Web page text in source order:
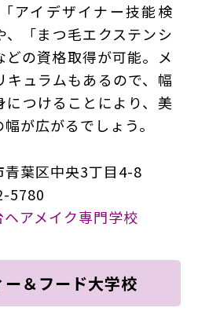
アイデザイナー技能検
「まつ毛エクステンシ
どの資格取得が可能。メ
ュラムもあるので、幅
つけることにより、美
が広がるでしょう。
葉区中央3丁目4-8
5780
ヘアメイク専門学校
＆フード大学校